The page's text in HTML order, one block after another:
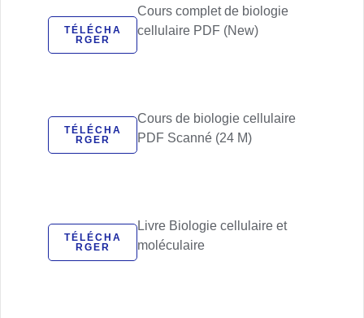
Cours complet de biologie
cellulaire PDF (New)
TÉLÉCHA
RGER
Cours de biologie cellulaire
PDF Scanné (24 M)
TÉLÉCHA
RGER
Livre Biologie cellulaire et
moléculaire
TÉLÉCHA
RGER